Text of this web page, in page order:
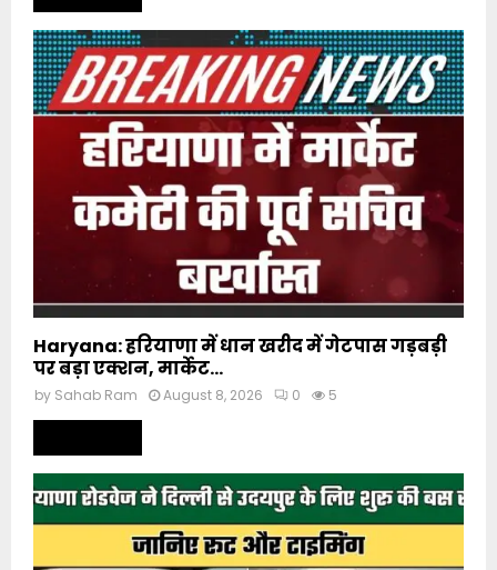
Haryana: हरियाणा में धान खरीद में गेटपास गड़बड़ी
पर बड़ा एक्शन, मार्केट...
by Sahab Ram August 8, 2026 0 5